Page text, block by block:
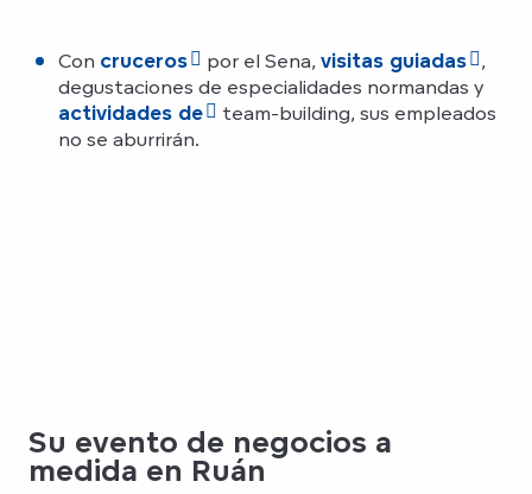
Con cruceros por el Sena, visitas guiadas
,
degustaciones de especialidades normandas y
actividades de
team-building, sus empleados
no se aburrirán.
Su evento de negocios a
medida en Ruán